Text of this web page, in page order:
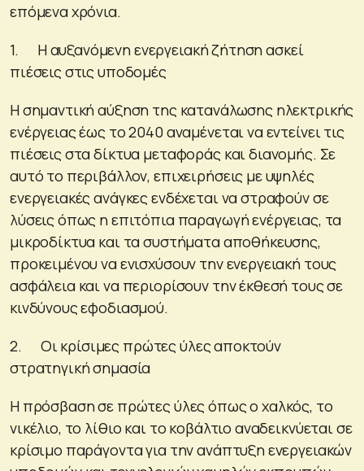
επόμενα χρόνια.
1. Η αυξανόμενη ενεργειακή ζήτηση ασκεί
πιέσεις στις υποδομές
Η σημαντική αύξηση της κατανάλωσης ηλεκτρικής
ενέργειας έως το 2040 αναμένεται να εντείνει τις
πιέσεις στα δίκτυα μεταφοράς και διανομής. Σε
αυτό το περιβάλλον, επιχειρήσεις με υψηλές
ενεργειακές ανάγκες ενδέχεται να στραφούν σε
λύσεις όπως η επιτόπια παραγωγή ενέργειας, τα
μικροδίκτυα και τα συστήματα αποθήκευσης,
προκειμένου να ενισχύσουν την ενεργειακή τους
ασφάλεια και να περιορίσουν την έκθεσή τους σε
κινδύνους εφοδιασμού.
2. Οι κρίσιμες πρώτες ύλες αποκτούν
στρατηγική σημασία
Η πρόσβαση σε πρώτες ύλες όπως ο χαλκός, το
νικέλιο, το λίθιο και το κοβάλτιο αναδεικνύεται σε
κρίσιμο παράγοντα για την ανάπτυξη ενεργειακών